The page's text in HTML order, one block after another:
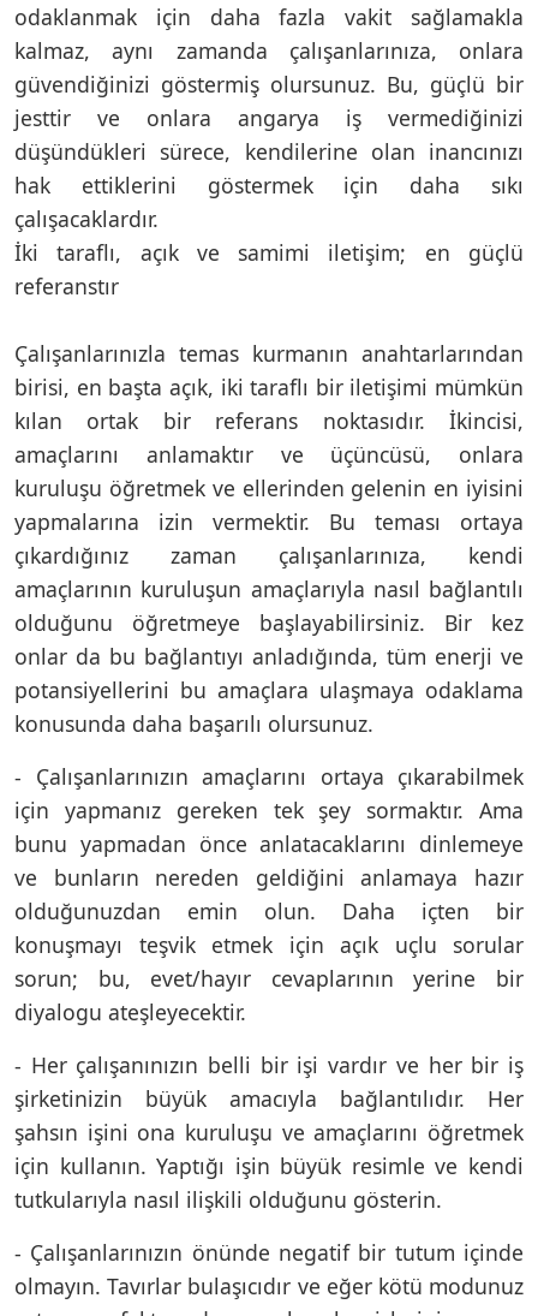
odaklanmak için daha fazla vakit sağlamakla
kalmaz, aynı zamanda çalışanlarınıza, onlara
güvendiğinizi göstermiş olursunuz. Bu, güçlü bir
jesttir ve onlara angarya iş vermediğinizi
düşündükleri sürece, kendilerine olan inancınızı
hak ettiklerini göstermek için daha sıkı
çalışacaklardır.
İki taraflı, açık ve samimi iletişim; en güçlü
referanstır
Çalışanlarınızla temas kurmanın anahtarlarından
birisi, en başta açık, iki taraflı bir iletişimi mümkün
kılan ortak bir referans noktasıdır. İkincisi,
amaçlarını anlamaktır ve üçüncüsü, onlara
kuruluşu öğretmek ve ellerinden gelenin en iyisini
yapmalarına izin vermektir. Bu teması ortaya
çıkardığınız zaman çalışanlarınıza, kendi
amaçlarının kuruluşun amaçlarıyla nasıl bağlantılı
olduğunu öğretmeye başlayabilirsiniz. Bir kez
onlar da bu bağlantıyı anladığında, tüm enerji ve
potansiyellerini bu amaçlara ulaşmaya odaklama
konusunda daha başarılı olursunuz.
- Çalışanlarınızın amaçlarını ortaya çıkarabilmek
için yapmanız gereken tek şey sormaktır. Ama
bunu yapmadan önce anlatacaklarını dinlemeye
ve bunların nereden geldiğini anlamaya hazır
olduğunuzdan emin olun. Daha içten bir
konuşmayı teşvik etmek için açık uçlu sorular
sorun; bu, evet/hayır cevaplarının yerine bir
diyalogu ateşleyecektir.
- Her çalışanınızın belli bir işi vardır ve her bir iş
şirketinizin büyük amacıyla bağlantılıdır. Her
şahsın işini ona kuruluşu ve amaçlarını öğretmek
için kullanın. Yaptığı işin büyük resimle ve kendi
tutkularıyla nasıl ilişkili olduğunu gösterin.
- Çalışanlarınızın önünde negatif bir tutum içinde
olmayın. Tavırlar bulaşıcıdır ve eğer kötü modunuz